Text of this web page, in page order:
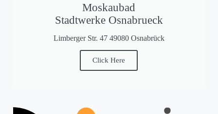
Moskaubad
Stadtwerke Osnabrueck
Limberger Str. 47 49080 Osnabrück
Click Here